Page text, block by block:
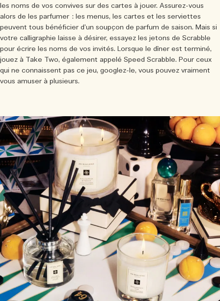
les noms de vos convives sur des cartes à jouer. Assurez-vous
alors de les parfumer : les menus, les cartes et les serviettes
peuvent tous bénéficier d’un soupçon de parfum de saison. Mais si
votre calligraphie laisse à désirer, essayez les jetons de Scrabble
pour écrire les noms de vos invités. Lorsque le dîner est terminé,
jouez à Take Two, également appelé Speed Scrabble. Pour ceux
qui ne connaissent pas ce jeu, googlez-le, vous pouvez vraiment
vous amuser à plusieurs.